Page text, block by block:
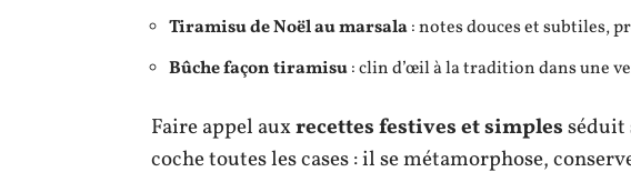
Tiramisu de Noël au marsala: notes douces et subtiles,
Bûche façon tiramisu: clin d’œil à la tradition dans une
Faire appel auxrecettes festives et simplesséduit
coche toutes les cases : il se métamorphose,